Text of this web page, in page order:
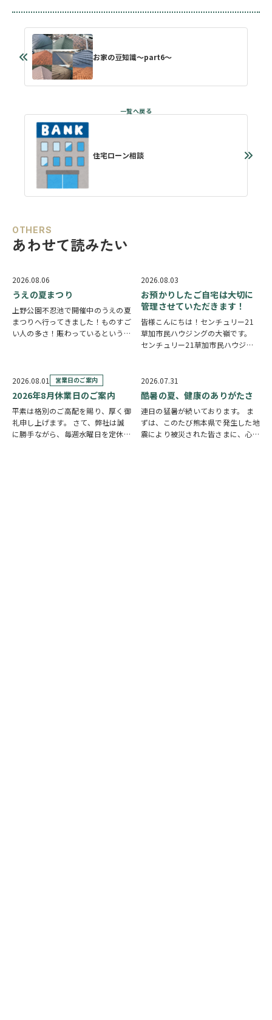
お家の豆知識～part6～
住宅ローン相談
OTHERS
あわせて読みたい
2026.08.06
うえの夏まつり
上野公園不忍池で開催中のうえの夏
まつりへ行ってきました！ものすご
い人の多さ！賑わっているという言
んでいる様子がとても印象的でした
会場にはたく…
2026.08.03
お預かりしたご自宅は大切に
管理させていただきます！
皆様こんにちは！センチュリー21
草加市民ハウジングの大嶺です。
センチュリー21草加市民ハウジン
ろんですが近隣の道路まで掃除をし
ております。 売却の依頼を受けて
いるお客様のお宅…
2026.08.01 営業日のご案内
2026年8月休業日のご案内
平素は格別のご高配を賜り、厚く御
礼申し上げます。 さて、弊社は誠
に勝手ながら、毎週水曜日を定休日
2026.07.31
酷暑の夏、健康のありがたさ
連日の猛暑が続いております。 ま
ずは、このたび熊本県で発生した地
震により被災された皆さまに、心よ